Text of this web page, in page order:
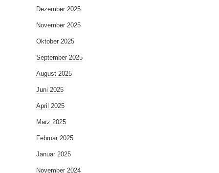
Dezember 2025
November 2025
Oktober 2025
September 2025
August 2025
Juni 2025
April 2025
März 2025
Februar 2025
Januar 2025
November 2024